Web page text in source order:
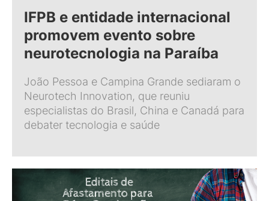
IFPB e entidade internacional
promovem evento sobre
neurotecnologia na Paraíba
João Pessoa e Campina Grande sediaram o
Neurotech Innovation, que reuniu
especialistas do Brasil, China e Canadá para
debater tecnologia e saúde